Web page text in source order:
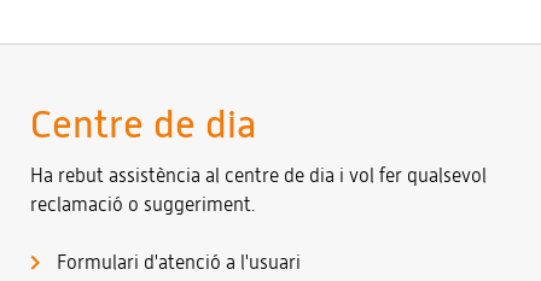
Centre de dia
Ha rebut assistència al centre de dia i vol fer qualsevol
reclamació o suggeriment.
Formulari d'atenció a l'usuari